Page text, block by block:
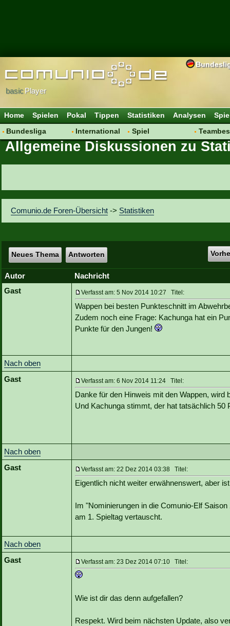
basicPlayer
Home Spielen Pokal Tippen Statistiken Analysen
Bundesliga
Hot News
Vereinsfragen
International
Vereine
Spiel
Regeln & Tipps
Allgemeine Diskussionen zu
Comunio.de Foren-Übersicht -> Statistiken
Neues Thema Antworten
Autor
Nachricht
Gast
Verfasst am: 5 Nov 2014 10:27 Titel:
Wappen bei besten Punkteschnitt im
Zudem noch eine Frage: Kachunga hat ein
Punkte für den Jungen!
Nach oben
Gast
Verfasst am: 6 Nov 2014 11:24 Titel:
Danke für den Hinweis mit den Wappen, wird
Und Kachunga stimmt, der hat tatsächlich 50
Nach oben
Gast
Verfasst am: 22 Dez 2014 03:38 Titel:
Eigentlich nicht weiter erwähnenswert, aber
Im "Nominierungen in die Comunio-Elf
am 1. Spieltag vertauscht.
Nach oben
Gast
Verfasst am: 23 Dez 2014 07:10 Titel:
Wie ist dir das denn aufgefallen?
Respekt. Wird beim nächsten Update, also